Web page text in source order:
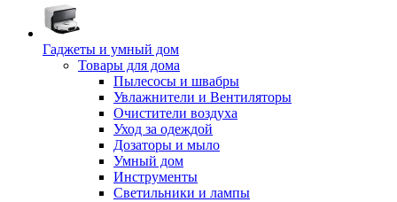
Гаджеты и умный дом
Товары для дома
Пылесосы и швабры
Увлажнители и Вентиляторы
Очистители воздуха
Уход за одеждой
Дозаторы и мыло
Умный дом
Инструменты
Светильники и лампы